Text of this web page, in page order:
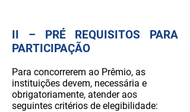
II – PRÉ REQUISITOS PARA
PARTICIPAÇÃO
Para concorrerem ao Prêmio, as
instituições devem, necessária e
obrigatoriamente, atender aos
seguintes critérios de elegibilidade: